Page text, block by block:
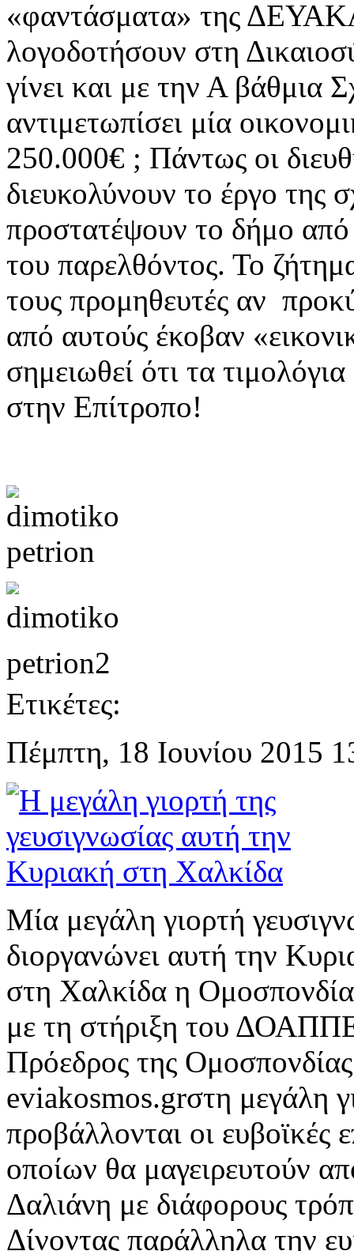
«φαντάσματα» της
λογοδοτήσουν στη
γίνει και με την Α βάθμια
αντιμετωπίσει μία
250.000€ ; Πάντως οι
διευκολύνουν το έργο της
προστατέψουν το δήμο από
του παρελθόντος. Το
τους προμηθευτές αν
από αυτούς έκοβαν
σημειωθεί ότι τα
στην Επίτροπο!
Ετικέτες:
Πέμπτη, 18 Ιουνίου 2015
Μία μεγάλη γιορτή
διοργανώνει αυτή την
στη Χαλκίδα η
με τη στήριξη του
Πρόεδρος της
eviakosmos.grστη μεγάλη
προβάλλονται οι ευβοϊκές
οποίων θα μαγειρευτούν
Δαλιάνη με διάφορους
Δίνοντας παράλληλα την